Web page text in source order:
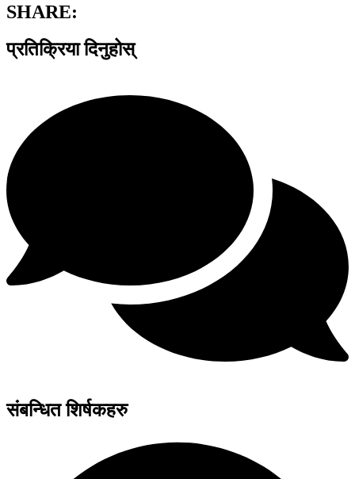
SHARE:
प्रतिक्रिया दिनुहोस्
संबन्धित शिर्षकहरु